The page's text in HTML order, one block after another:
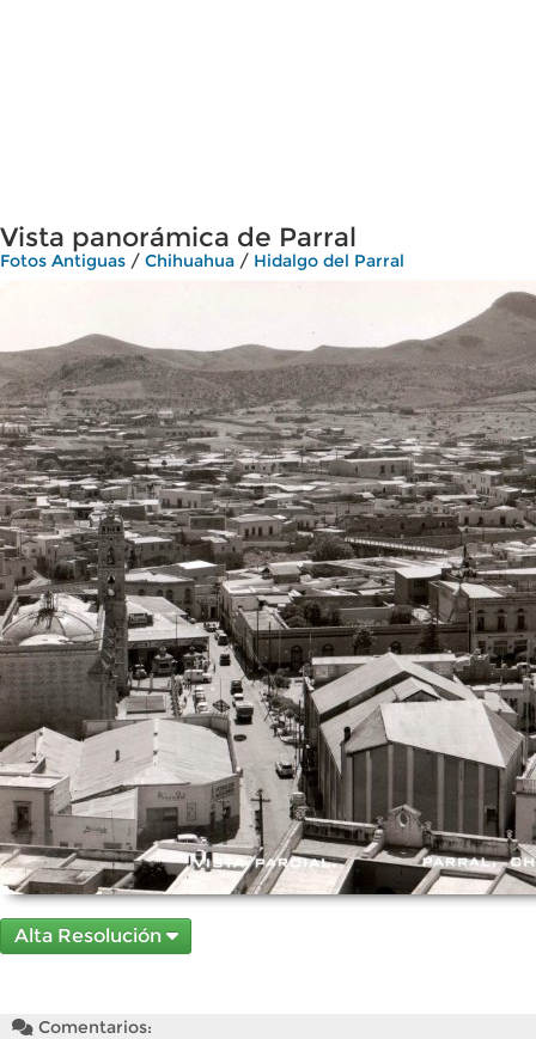
Vista panorámica de Parral
Fotos Antiguas / Chihuahua / Hidalgo del Parral
Alta Resolución
Comentarios: